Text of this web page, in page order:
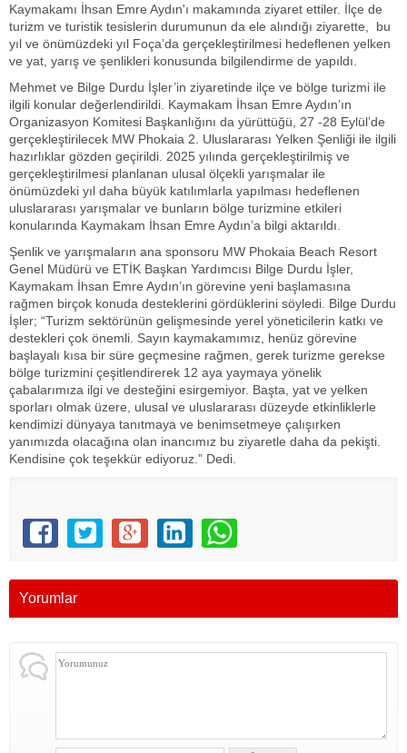
Kaymakamı İhsan Emre Aydın'ı makamında ziyaret ettiler. İlçe de
turizm ve turistik tesislerin durumunun da ele alındığı ziyarette, bu
yıl ve önümüzdeki yıl Foça’da gerçekleştirilmesi hedeflenen yelken
ve yat, yarış ve şenlikleri konusunda bilgilendirme de yapıldı.
Mehmet ve Bilge Durdu İşler’in ziyaretinde ilçe ve bölge turizmi ile
ilgili konular değerlendirildi. Kaymakam İhsan Emre Aydın’ın
Organizasyon Komitesi Başkanlığını da yürüttüğü, 27 -28 Eylül’de
gerçekleştirilecek MW Phokaia 2. Uluslararası Yelken Şenliği ile ilgili
hazırlıklar gözden geçirildi. 2025 yılında gerçekleştirilmiş ve
gerçekleştirilmesi planlanan ulusal ölçekli yarışmalar ile
önümüzdeki yıl daha büyük katılımlarla yapılması hedeflenen
uluslararası yarışmalar ve bunların bölge turizmine etkileri
konularında Kaymakam İhsan Emre Aydın’a bilgi aktarıldı.
Şenlik ve yarışmaların ana sponsoru MW Phokaia Beach Resort
Genel Müdürü ve ETİK Başkan Yardımcısı Bilge Durdu İşler,
Kaymakam İhsan Emre Aydın’ın görevine yeni başlamasına
rağmen birçok konuda desteklerini gördüklerini söyledi. Bilge Durdu
İşler; “Turizm sektörünün gelişmesinde yerel yöneticilerin katkı ve
destekleri çok önemli. Sayın kaymakamımız, henüz görevine
başlayalı kısa bir süre geçmesine rağmen, gerek turizme gerekse
bölge turizmini çeşitlendirerek 12 aya yaymaya yönelik
çabalarımıza ilgi ve desteğini esirgemiyor. Başta, yat ve yelken
sporları olmak üzere, ulusal ve uluslararası düzeyde etkinliklerle
kendimizi dünyaya tanıtmaya ve benimsetmeye çalışırken
yanımızda olacağına olan inancımız bu ziyaretle daha da pekişti.
Kendisine çok teşekkür ediyoruz.” Dedi.
Yorumlar